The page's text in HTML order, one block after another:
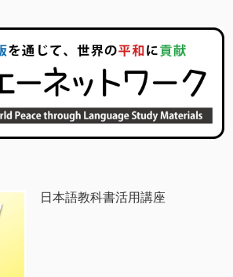
日本語教科書活用講座